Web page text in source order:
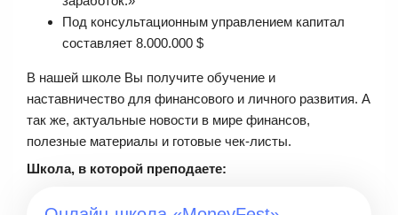
Под консультационным управлением капитал
составляет 8.000.000 $
В нашей школе Вы получите обучение и
наставничество для финансового и личного развития. А
так же, актуальные новости в мире финансов,
полезные материалы и готовые чек-листы.
Школа, в которой преподаете: